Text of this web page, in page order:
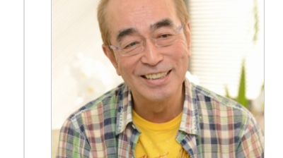
朗
さ
ん
は、